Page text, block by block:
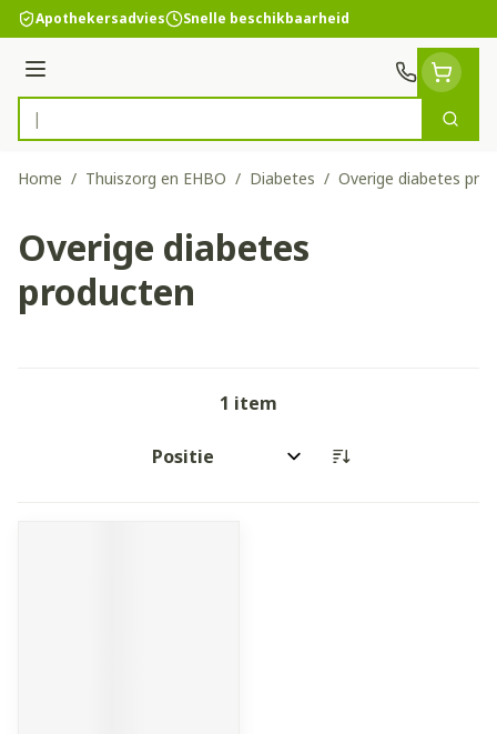
Ga naar de inhoud
Apothekersadvies Snelle beschikbaarheid
Menu
Product, merk, categorie...
Zoek
Home / Thuiszorg en EHBO / Diabetes / Overige diabetes
Overige diabetes
producten
1 item
Sorteer op: